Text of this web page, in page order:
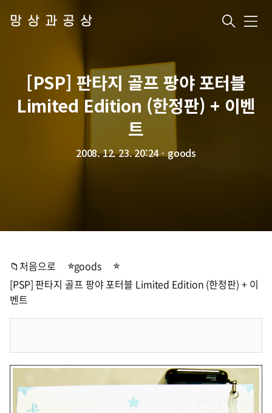
망상과공상 메
[PSP] 판타지 골프 팡야 포터블
Limited Edition (한정판) + 이벤
트
2008. 12. 23. 20:24ㆍgoods
📁처음으로
goods
[PSP] 판타지 골프 팡야 포터블 Limited Edition (한정판) + 이
벤트